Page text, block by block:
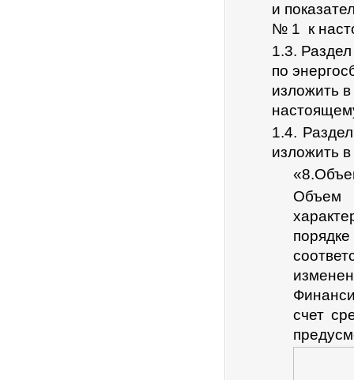
и
№ 1 к
1.3.
по
изложить
1.4.
изложить
Объем
счет